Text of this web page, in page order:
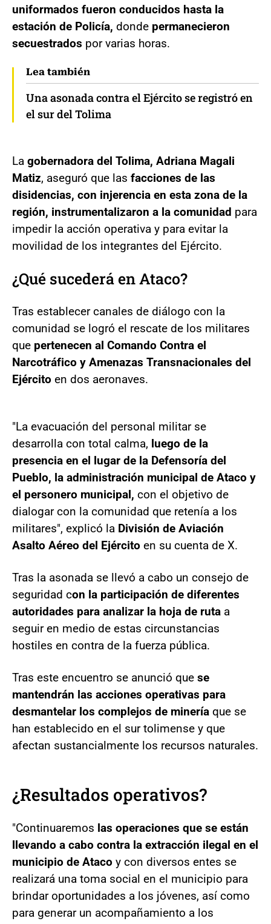
uniformados fueron conducidos hasta la
estación de Policía, donde permanecieron
secuestrados por varias horas.
Lea también
Una asonada contra el Ejército se registró en
el sur del Tolima
La gobernadora del Tolima, Adriana Magali
Matiz, aseguró que las facciones de las
disidencias, con injerencia en esta zona de la
región, instrumentalizaron a la comunidad para
impedir la acción operativa y para evitar la
movilidad de los integrantes del Ejército.
¿Qué sucederá en Ataco?
Tras establecer canales de diálogo con la
comunidad se logró el rescate de los militares
que pertenecen al Comando Contra el
Narcotráfico y Amenazas Transnacionales del
Ejército en dos aeronaves.
"La evacuación del personal militar se
desarrolla con total calma, luego de la
presencia en el lugar de la Defensoría del
Pueblo, la administración municipal de Ataco y
el personero municipal, con el objetivo de
dialogar con la comunidad que retenía a los
militares", explicó la División de Aviación
Asalto Aéreo del Ejército en su cuenta de X.
Tras la asonada se llevó a cabo un consejo de
seguridad con la participación de diferentes
autoridades para analizar la hoja de ruta a
seguir en medio de estas circunstancias
hostiles en contra de la fuerza pública.
Tras este encuentro se anunció que se
mantendrán las acciones operativas para
desmantelar los complejos de minería que se
han establecido en el sur tolimense y que
afectan sustancialmente los recursos naturales.
¿Resultados operativos?
"Continuaremos las operaciones que se están
llevando a cabo contra la extracción ilegal en el
municipio de Ataco y con diversos entes se
realizará una toma social en el municipio para
brindar oportunidades a los jóvenes, así como
para generar un acompañamiento a los